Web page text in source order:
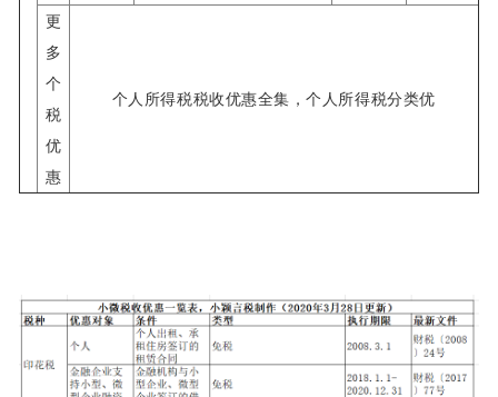
更
多
个
税
优
惠
个人所得税税收优惠全集 ，个人所得税分类优